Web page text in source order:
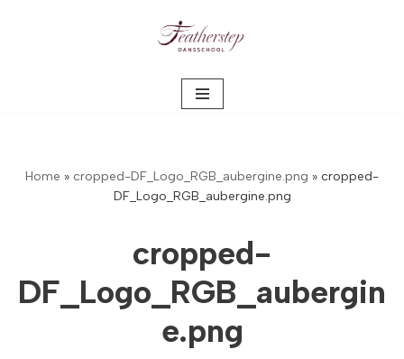
Home » cropped-DF_Logo_RGB_aubergine.png » cropped-
DF_Logo_RGB_aubergine.png
cropped-
DF_Logo_RGB_aubergin
e.png